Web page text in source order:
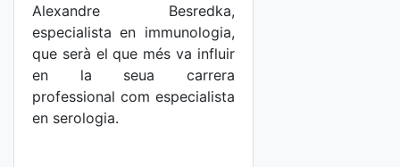
Alexandre Besredka,
especialista en immunologia,
que serà el que més va influir
en la seua carrera
professional com especialista
en serologia.